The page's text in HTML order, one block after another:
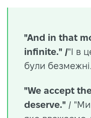
"And in that
infinite." /"І в
були
"We accept
deserve." / "Ми